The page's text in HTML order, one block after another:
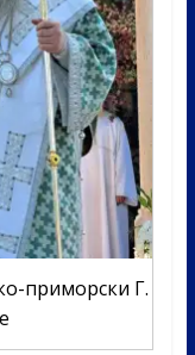
приморски Г.